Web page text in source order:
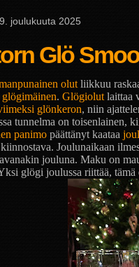
joulukuuta 2025
Glö
olut liikkuu
. Glögiolut laittaa
glönkeron, niin
tunnelma on toisenlainen,
panimo päättänyt kaataa
Joulunaikaan
jouluna. Maku on
glögi joulussa riittää,